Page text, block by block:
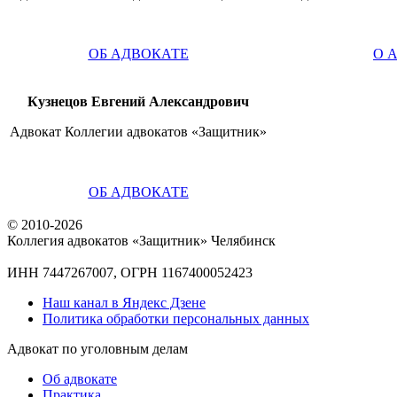
ОБ АДВОКАТЕ О
Кузнецов Евгений Александрович
Адвокат Коллегии адвокатов «Защитник»
ОБ АДВОКАТЕ
© 2010-2026
Коллегия адвокатов «Защитник» Челябинск
ИНН 7447267007, ОГРН 1167400052423
Наш канал в Яндекс Дзене
Политика обработки персональных данных
Адвокат по уголовным делам
Об адвокате